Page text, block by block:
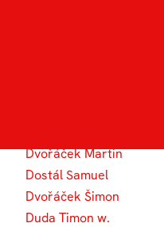
Dvořáček Martin
Dostál Samuel
Dvořáček Šimon
Duda Timon w.